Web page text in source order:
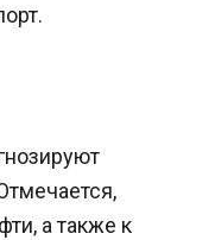
а также к